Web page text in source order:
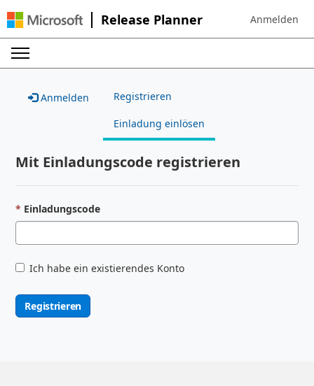
Release Planner Sign in to
Anmelden
Anmelden Registrieren
Einladung einlösen
Mit Einladungscode registrieren
Einladungscode
Ich habe ein existierendes Konto
Registrieren